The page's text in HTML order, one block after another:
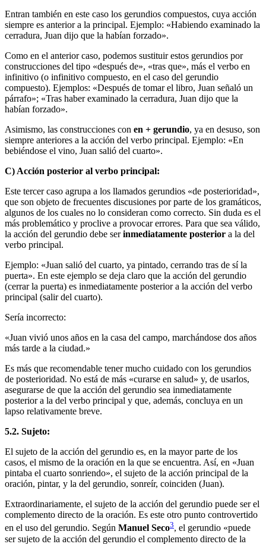
Entran también en este caso los gerundios compuestos, cuya acción
siempre es anterior a la principal. Ejemplo: «Habiendo examinado la
cerradura, Juan dijo que la habían forzado».
Como en el anterior caso, podemos sustituir estos gerundios por
construcciones del tipo «después de», «tras que», más el verbo en
infinitivo (o infinitivo compuesto, en el caso del gerundio
compuesto). Ejemplos: «Después de tomar el libro, Juan señaló un
párrafo»; «Tras haber examinado la cerradura, Juan dijo que la
habían forzado».
Asimismo, las construcciones con en + gerundio, ya en desuso, son
siempre anteriores a la acción del verbo principal. Ejemplo: «En
bebiéndose el vino, Juan salió del cuarto».
C) Acción posterior al verbo principal:
Este tercer caso agrupa a los llamados gerundios «de posterioridad»,
que son objeto de frecuentes discusiones por parte de los gramáticos,
algunos de los cuales no lo consideran como correcto. Sin duda es el
más problemático y proclive a provocar errores. Para que sea válido,
la acción del gerundio debe serinmediatamente posterior a la del
verbo principal.
Ejemplo: «Juan salió del cuarto, ya pintado, cerrando tras de sí la
puerta». En este ejemplo se deja claro que la acción del gerundio
(cerrar la puerta) es inmediatamente posterior a la acción del verbo
principal (salir del cuarto).
Sería incorrecto:
«Juan vivió unos años en la casa del campo, marchándose dos años
más tarde a la ciudad.»
Es más que recomendable tener mucho cuidado con los gerundios
de posterioridad. No está de más «curarse en salud» y, de usarlos,
asegurarse de que la acción del gerundio sea inmediatamente
posterior a la del verbo principal y que, además, concluya en un
lapso relativamente breve.
5.2. Sujeto:
El sujeto de la acción del gerundio es, en la mayor parte de los
casos, el mismo de la oración en la que se encuentra. Así, en «Juan
pintaba el cuarto sonriendo», el sujeto de la acción principal de la
oración, pintar, y la del gerundio, sonreír, coinciden (Juan).
Extraordinariamente, el sujeto de la acción del gerundio puede ser el
complemento directo de la oración. Es este otro punto controvertido
en el uso del gerundio. Según Manuel Seco3, el gerundio «puede
ser sujeto de la acción del gerundio el complemento directo de la